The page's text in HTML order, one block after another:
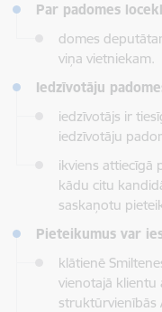
Par padomes
domes
viņa vietniekam.
Iedzīvotāju
iedzīvotājs ir
iedzīvotāju
ikviens attiecīgā
kādu citu
saskaņotu
Pieteikumus var
klātienē
vienotajā klientu
struktūrvienībās